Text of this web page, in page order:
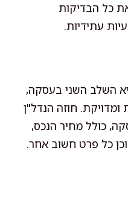
כל הבדיקות
עתידיות.
השלב השני בעסקה,
חוזה הנדל"ן
כולל מחיר הנכס,
וכן כל פרט חשוב אחר.